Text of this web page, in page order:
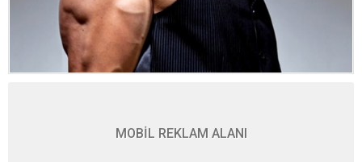
MOBİL REKLAM ALANI